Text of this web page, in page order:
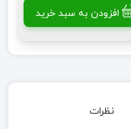
افزودن به سبد خرید
نظرات